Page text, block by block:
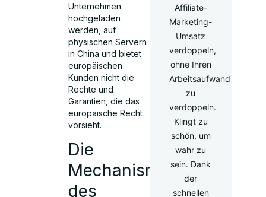
Unternehmen
hochgeladen
werden, auf
physischen Servern
in China und bietet
europäischen
Kunden nicht die
Rechte und
Garantien, die das
europäische Recht
vorsieht.
Die
Mechanismen
des
Affiliate-
Marketing-
Umsatz
verdoppeln,
ohne Ihren
Arbeitsaufwand
zu
verdoppeln.
Klingt zu
schön, um
wahr zu
sein. Dank
der
schnellen